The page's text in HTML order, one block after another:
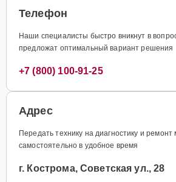
Телефон
Наши специалисты быстро вникнут в
предложат оптимальный вариант решения
+7 (800) 100-91-25
Адрес
Передать технику на диагностику и
самостоятельно в удобное время
г. Кострома, Советская ул., 28